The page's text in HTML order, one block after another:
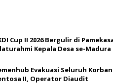
Cup II 2026 Bergulir di
Kepala Desa se-Madura
Evakuasi Seluruh
II, Operator Diaudit